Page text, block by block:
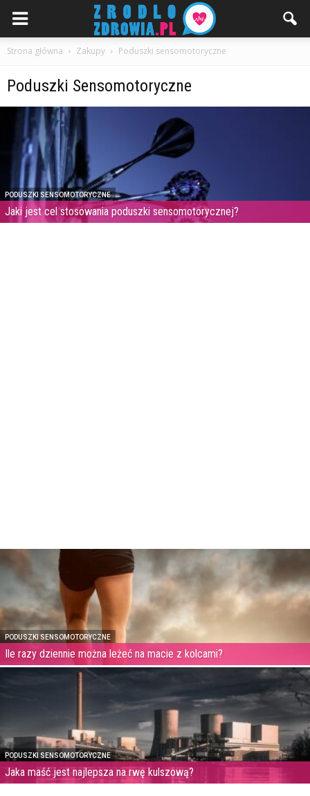
Strona główna Zakupy Poduszki sensomotoryczne
Poduszki Sensomotoryczne
PODUSZKI SENSOMOTORYCZNE
Jaki jest cel stosowania poduszki sensomotorycznej?
PODUSZKI SENSOMOTORYCZNE
Ile razy dziennie można leżeć na macie z kolcami?
PODUSZKI SENSOMOTORYCZNE
Jaka maść jest najlepsza na rwę kulszową?